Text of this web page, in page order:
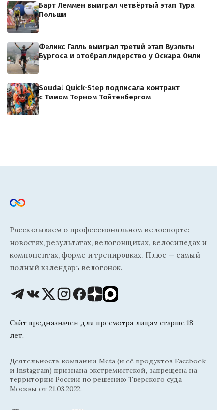
Барт Леммен выиграл четвёртый этап Тура
Польши
Феликс Галль выиграл третий этап Вуэльты
Бургоса и отобрал лидерство у Оскара Онли
Soudal Quick-Step подписала контракт
с Тимом Торном Тойтенбергом
Рассказываем о профессиональном велоспорте:
новостях, результатах, велогонщиках, велосипедах и
компонентах, форме и тренировках. Плюс — самый
полный календарь велогонок.
Сайт предназначен для просмотра лицам старше 18
лет.
Деятельность компании Meta (и её продуктов Facebook
и Instagram) признана экстремистской, запрещена на
территории России по решению Тверского суда
Москвы от 21.03.2022.